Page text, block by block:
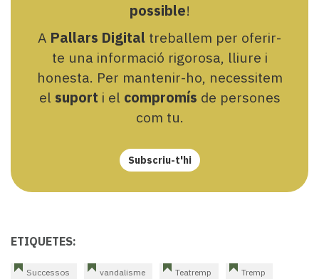
possible!
A Pallars Digital treballem per oferir-
te una informació rigorosa, lliure i
honesta. Per mantenir-ho, necessitem
el suport i el compromís de persones
com tu.
Subscriu-t'hi
ETIQUETES:
Successos vandalisme Teatremp Tremp